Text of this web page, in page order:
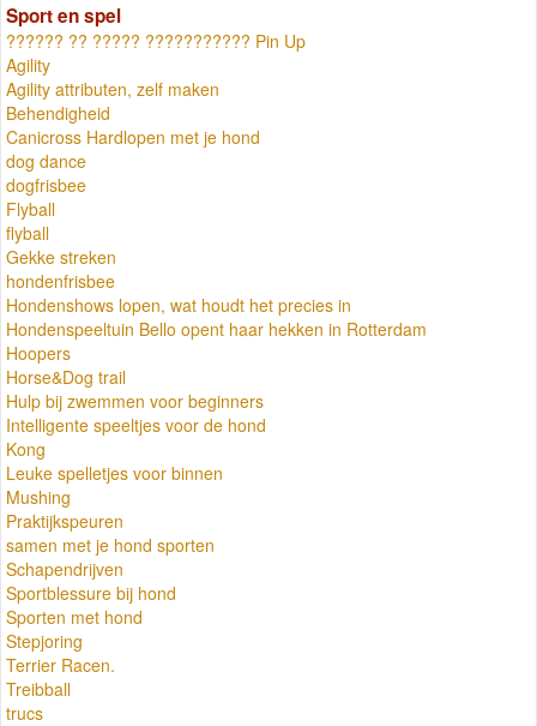
Sport en spel
?????? ?? ????? ??????????? Pin Up
Agility
Agility attributen, zelf maken
Behendigheid
Canicross Hardlopen met je hond
dog dance
dogfrisbee
Flyball
flyball
Gekke streken
hondenfrisbee
Hondenshows lopen, wat houdt het precies in
Hondenspeeltuin Bello opent haar hekken in Rotterdam
Hoopers
Horse&Dog trail
Hulp bij zwemmen voor beginners
Intelligente speeltjes voor de hond
Kong
Leuke spelletjes voor binnen
Mushing
Praktijkspeuren
samen met je hond sporten
Schapendrijven
Sportblessure bij hond
Sporten met hond
Stepjoring
Terrier Racen.
Treibball
trucs